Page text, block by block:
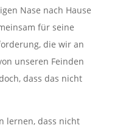
Nase nach Hause
für seine
die wir an
unseren Feinden
dass das nicht
lernen, dass nicht